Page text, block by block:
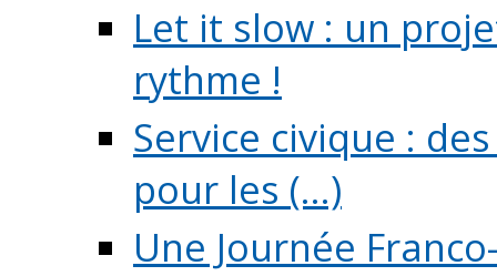
Let it slow : un
rythme !
Service civique :
pour les (...)
Une Journée